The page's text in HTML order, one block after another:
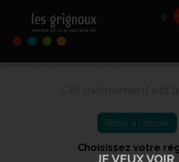
Cet événement est
Retour à l'accueil
Choisissez votre